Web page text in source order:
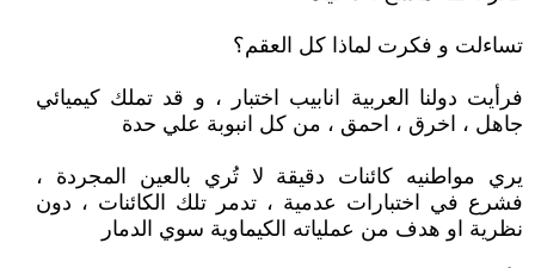
تساءلت و فكرت لماذا كل العقم؟
فرأيت دولنا العربية انابيب اختبار ، و قد تملك كيميائي
جاهل ، اخرق ، احمق ، من كل انبوبة علي حدة
يري مواطنيه كائنات دقيقة لا تُري بالعين المجردة ،
فشرع في اختبارات عدمية ، تدمر تلك الكائنات ، دون
نظرية او هدف من عملياته الكيماوية سوي الدمار